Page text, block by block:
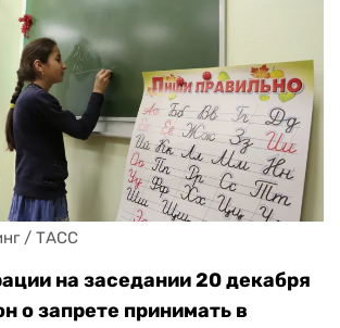
/ ТАСС
на заседании 20 декабря
о запрете принимать в